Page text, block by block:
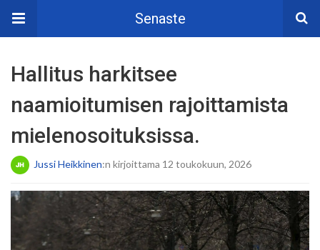
Senaste
Hallitus harkitsee
naamioitumisen rajoittamista
mielenosoituksissa.
Jussi Heikkinen:n kirjoittama 12 toukokuun, 2026